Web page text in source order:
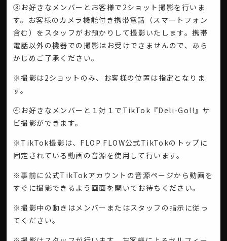
③お好きなメンバーとお客様で2ショット撮影を行いま
す。お客様のカメラ機能付き携帯電話（スマートフォン
含む）をスタッフがお預かりして撮影いたします。携帯
電話以外の機器での撮影はお受けできませんので、あら
かじめご了承ください。
※撮影は2ショットのみ、お客様の位置は指定となりま
す。
④お好きなメンバーと１対１でTikTok『Deli-Go!!』サ
ビ撮影ができます。
※TikTok撮影は、FLOP FLOW公式TikTokのトップに
固定されている動画の音源を使用して行います。
※事前に公式TikTokアカウントの音源ページから動画を
すぐに撮影できるよう画面を開いてお待ちください。
※撮影中の動きはメンバーまたはスタッフの指示に従っ
てください。